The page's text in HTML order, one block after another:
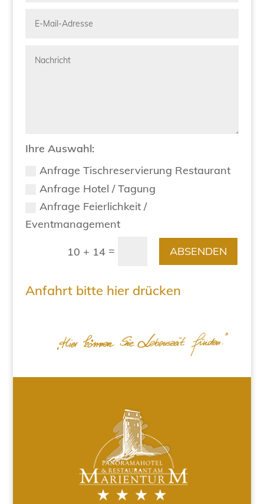
Ihre Auswahl:
Anfrage Tischreservierung Restaurant
Anfrage Hotel / Tagung
Anfrage Feierlichkeit /
Eventmanagement
10 + 14 = ABSENDEN
Anfahrt bitte hier drücken